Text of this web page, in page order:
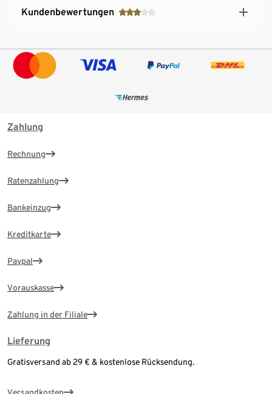
Kundenbewertungen
Zahlung
Rechnung
Ratenzahlung
Bankeinzug
Kreditkarte
Paypal
Vorauskasse
Zahlung in der Filiale
Lieferung
Gratisversand ab 29 € & kostenlose Rücksendung.